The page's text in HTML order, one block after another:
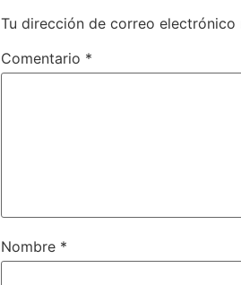
Tu dirección de correo electrónico
Comentario *
Nombre *